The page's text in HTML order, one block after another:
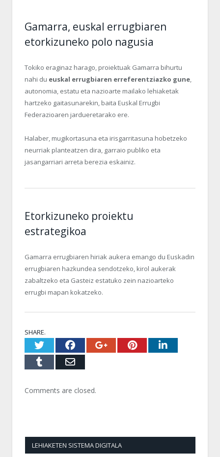
Gamarra, euskal errugbiaren
etorkizuneko polo nagusia
Tokiko eraginaz harago, proiektuak Gamarra bihurtu
nahi du euskal errugbiaren erreferentziazko gune,
autonomia, estatu eta nazioarte mailako lehiaketak
hartzeko gaitasunarekin, baita Euskal Errugbi
Federazioaren jardueretarako ere.
Halaber, mugikortasuna eta irisgarritasuna hobetzeko
neurriak planteatzen dira, garraio publiko eta
jasangarriari arreta berezia eskainiz.
Etorkizuneko proiektu
estrategikoa
Gamarra errugbiaren hiriak aukera emango du Euskadin
errugbiaren hazkundea sendotzeko, kirol aukerak
zabaltzeko eta Gasteiz estatuko zein nazioarteko
errugbi mapan kokatzeko.
SHARE.
TwitterFacebookGoogle+Pinterest
TumblrEmail
Comments are closed.
LEHIAKETEN SISTEMA DIGITALA